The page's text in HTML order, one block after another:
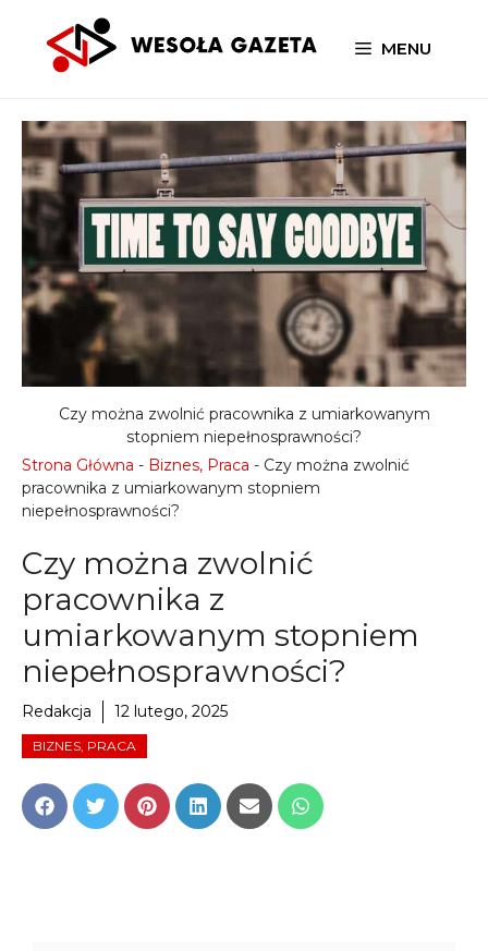
MENU
Strona Główna - Biznes, Praca - Czy można zwolnić
pracownika z umiarkowanym stopniem
niepełnosprawności?
Czy można zwolnić
pracownika z
umiarkowanym stopniem
niepełnosprawności?
Redakcja 12 lutego, 2025
BIZNES, PRACA
Share
on
Share
on
Share
on
Share
on
Share
on
Share
on
Czy można zwolnić pracownika z umiarkowanym
stopniem niepełnosprawności?